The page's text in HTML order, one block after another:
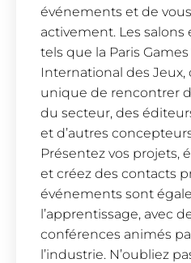
événements et de
activement. Les salons
tels que la Paris
International des
unique de rencontrer
du secteur, des
et d’autres
Présentez vos projets,
et créez des contacts
événements sont
l’apprentissage, avec
conférences animés
l’industrie. N’oubliez